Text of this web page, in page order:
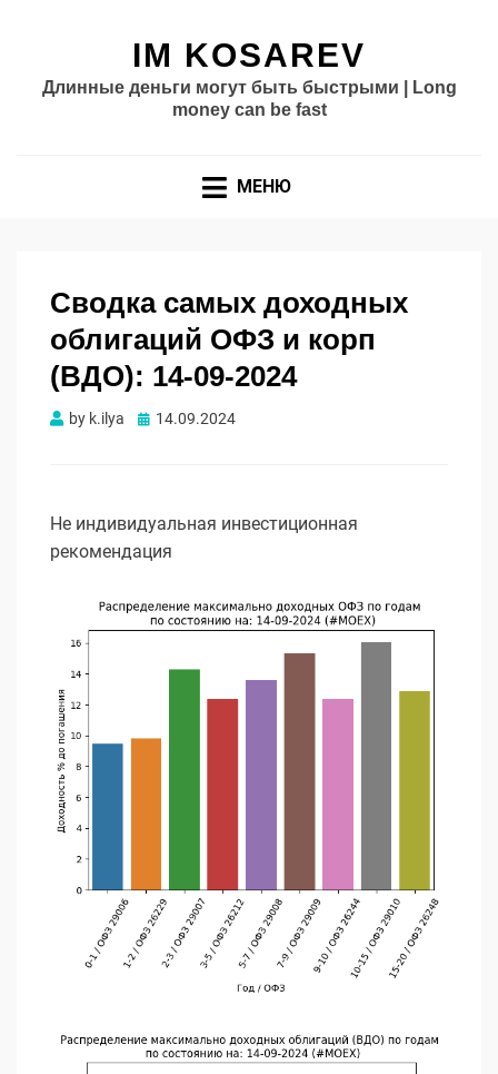
IM KOSAREV
Длинные деньги могут быть быстрыми | Long
money can be fast
МЕНЮ
Сводка самых доходных
облигаций ОФЗ и корп
(ВДО): 14-09-2024
by k.ilya Опубликовано
14.09.2024
Не индивидуальная инвестиционная
рекомендация